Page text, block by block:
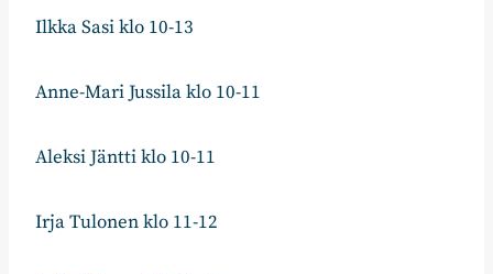
Ilkka Sasi klo 10-13
Anne-Mari Jussila klo 10-11
Aleksi Jäntti klo 10-11
Irja Tulonen klo 11-12